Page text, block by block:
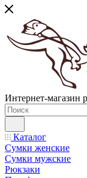
Интернет-магазин
Каталог
Сумки женские
Сумки мужские
Рюкзаки